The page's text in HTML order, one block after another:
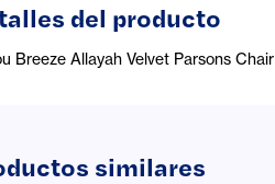
del producto
Breeze Allayah Velvet Parsons Chair
similares